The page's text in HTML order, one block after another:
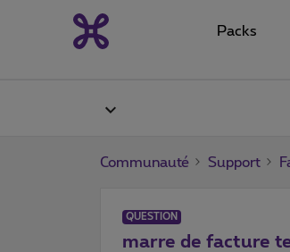
Packs
Communauté Support
QUESTION
marre de facture